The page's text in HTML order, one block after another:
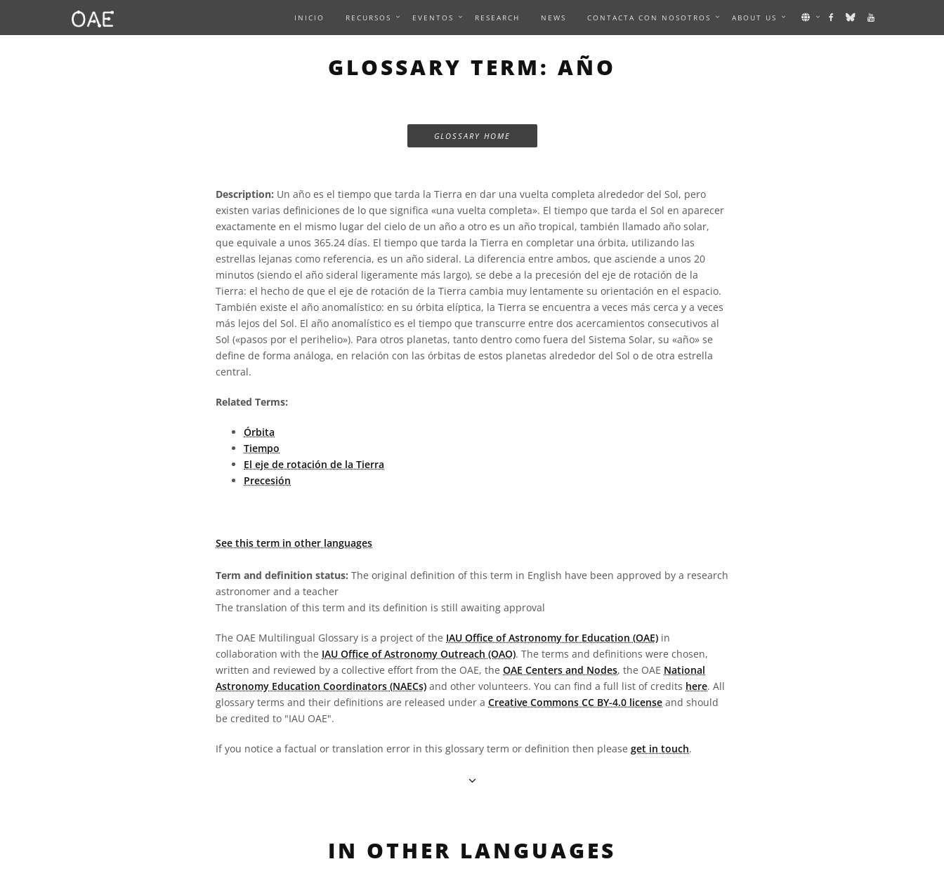
INICIO RECURSOS EVENTOS RESEARCH NEWS CONTACTA CON NOSOTROS ABOUT US
GLOSSARY TERM: AÑO
GLOSSARY HOME
Description: Un año es el tiempo que tarda la Tierra en dar una vuelta completa alrededor del Sol, pero
existen varias definiciones de lo que significa «una vuelta completa». El tiempo que tarda el Sol en aparecer
exactamente en el mismo lugar del cielo de un año a otro es un año tropical, también llamado año solar,
que equivale a unos 365.24 días. El tiempo que tarda la Tierra en completar una órbita, utilizando las
estrellas lejanas como referencia, es un año sideral. La diferencia entre ambos, que asciende a unos 20
minutos (siendo el año sideral ligeramente más largo), se debe a la precesión del eje de rotación de la
Tierra: el hecho de que el eje de rotación de la Tierra cambia muy lentamente su orientación en el espacio.
También existe el año anomalístico: en su órbita elíptica, la Tierra se encuentra a veces más cerca y a veces
más lejos del Sol. El año anomalístico es el tiempo que transcurre entre dos acercamientos consecutivos al
Sol («pasos por el perihelio»). Para otros planetas, tanto dentro como fuera del Sistema Solar, su «año» se
define de forma análoga, en relación con las órbitas de estos planetas alrededor del Sol o de otra estrella
central.
Related Terms:
Órbita
Tiempo
El eje de rotación de la Tierra
Precesión
See this term in other languages
Term and definition status: The original definition of this term in English have been approved by a research
astronomer and a teacher
The translation of this term and its definition is still awaiting approval
The OAE Multilingual Glossary is a project of the IAU Office of Astronomy for Education (OAE) in
collaboration with the IAU Office of Astronomy Outreach (OAO). The terms and definitions were chosen,
written and reviewed by a collective effort from the OAE, the OAE Centers and Nodes, the OAE National
Astronomy Education Coordinators (NAECs) and other volunteers. You can find a full list of credits here. All
glossary terms and their definitions are released under a Creative Commons CC BY-4.0 license and should
be credited to "IAU OAE".
If you notice a factual or translation error in this glossary term or definition then please get in touch.
IN OTHER LANGUAGES